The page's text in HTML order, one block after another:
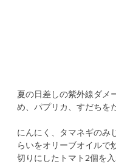
夏の日差しの紫外線ダメ
め、パプリカ、すだちを
にんにく、タマネギのみ
らいをオリーブオイルで
切りにしたトマト2個を入